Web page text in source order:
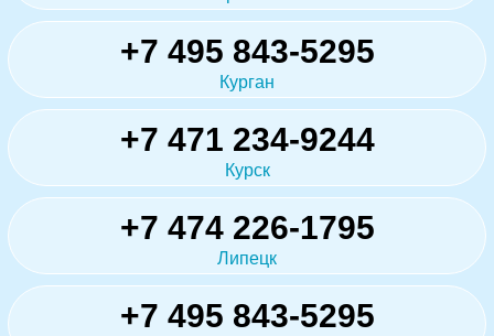
+7 495 843-5295
Курган
+7 471 234-9244
Курск
+7 474 226-1795
Липецк
+7 495 843-5295